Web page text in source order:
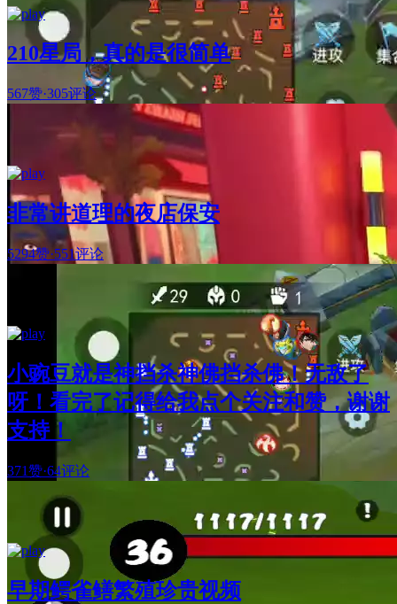
210星局，真的是很简单
567赞·305评论
非常讲道理的夜店保安
5294赞·551评论
小豌豆就是神挡杀神佛挡杀佛！无敌了
呀！看完了记得给我点个关注和赞，谢谢
支持！
371赞·64评论
早期鳄雀鳝繁殖珍贵视频